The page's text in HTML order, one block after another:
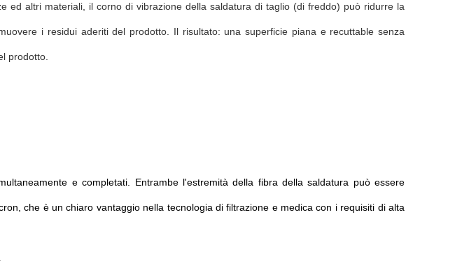
ed altri materiali, il corno di vibrazione della saldatura di taglio (di freddo) può ridurre la
i residui aderiti del prodotto. Il risultato: una superficie piana e recuttable senza
prodotto.
e completati. Entrambe l'estremità della fibra della saldatura può essere
che è un chiaro vantaggio nella tecnologia di filtrazione e medica con i requisiti di alta